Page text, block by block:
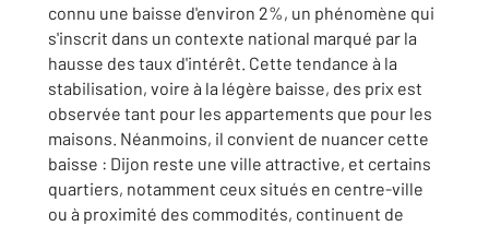
connu une baisse d'environ 2%, un phénomène qui
s'inscrit dans un contexte national marqué par la
hausse des taux d'intérêt. Cette tendance à la
stabilisation, voire à la légère baisse, des prix est
observée tant pour les appartements que pour les
maisons. Néanmoins, il convient de nuancer cette
baisse : Dijon reste une ville attractive, et certains
quartiers, notamment ceux situés en centre-ville
ou à proximité des commodités, continuent de